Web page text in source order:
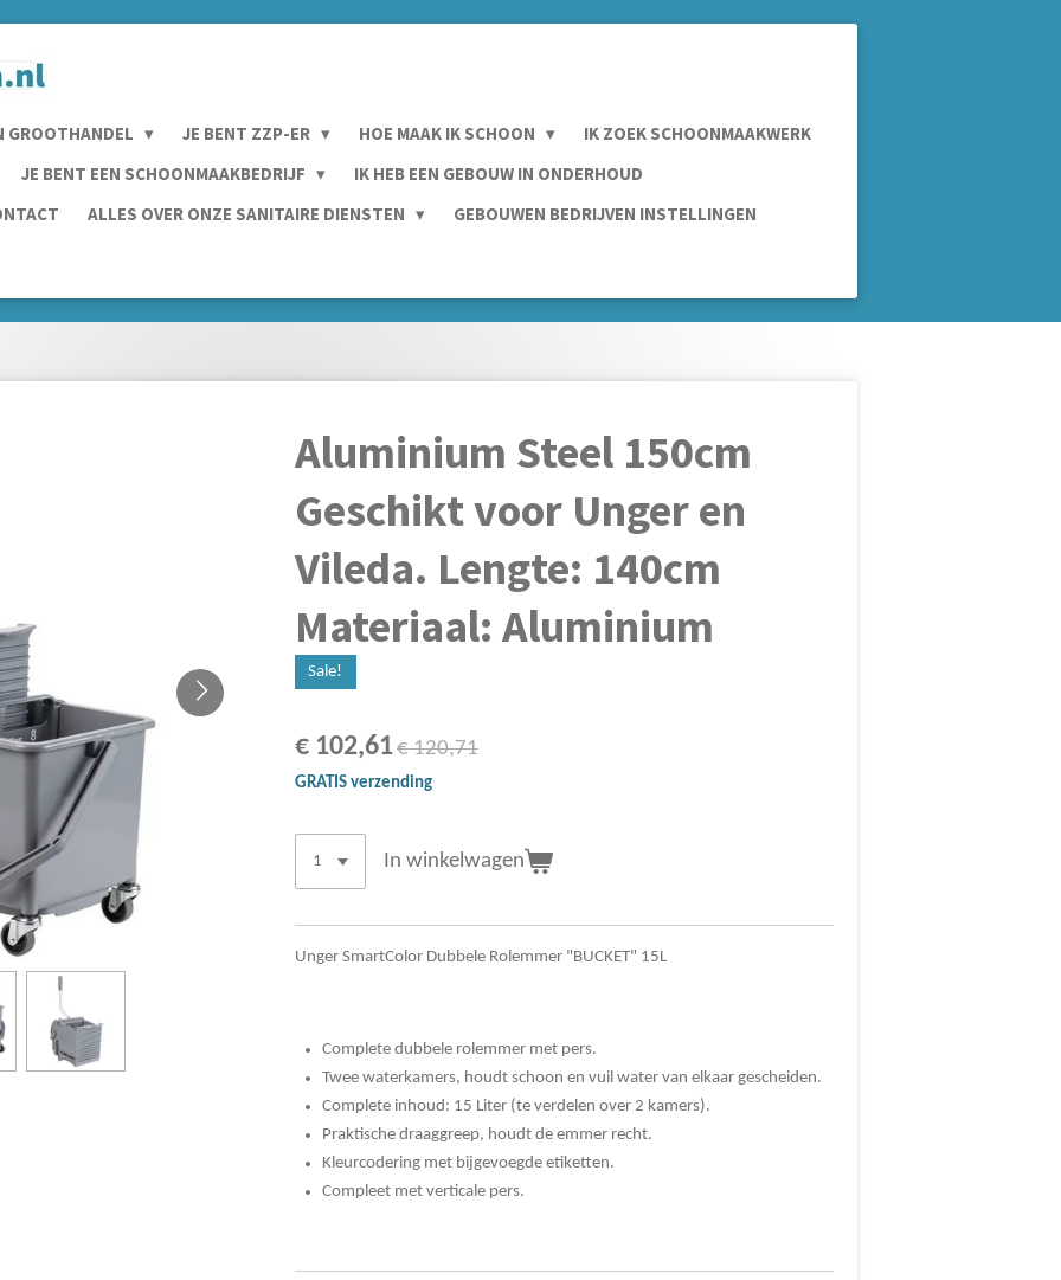
GROOTHANDEL JE BENT ZZP-ER HOE MAAK IK SCHOON
IK ZOEK SCHOONMAAKWERK
JE BENT EEN SCHOONMAAKBEDRIJF
IK HEB EEN GEBOUW IN ONDERHOUD
ALLES OVER ONZE SANITAIRE DIENSTEN GEBOUWEN BEDRIJVEN INSTELLINGEN
Aluminium Steel 150cm
Geschikt voor Unger en
Vileda. Lengte: 140cm
Materiaal: Aluminium
Sale!
€ 102,61€ 120,71
GRATIS verzending
In winkelwagen
Unger SmartColor Dubbele Rolemmer "BUCKET" 15L
Complete dubbele rolemmer met pers.
Twee waterkamers, houdt schoon en vuil water van elkaar gescheiden.
Complete inhoud: 15 Liter (te verdelen over 2 kamers).
Praktische draaggreep, houdt de emmer recht.
Kleurcodering met bijgevoegde etiketten.
Compleet met verticale pers.